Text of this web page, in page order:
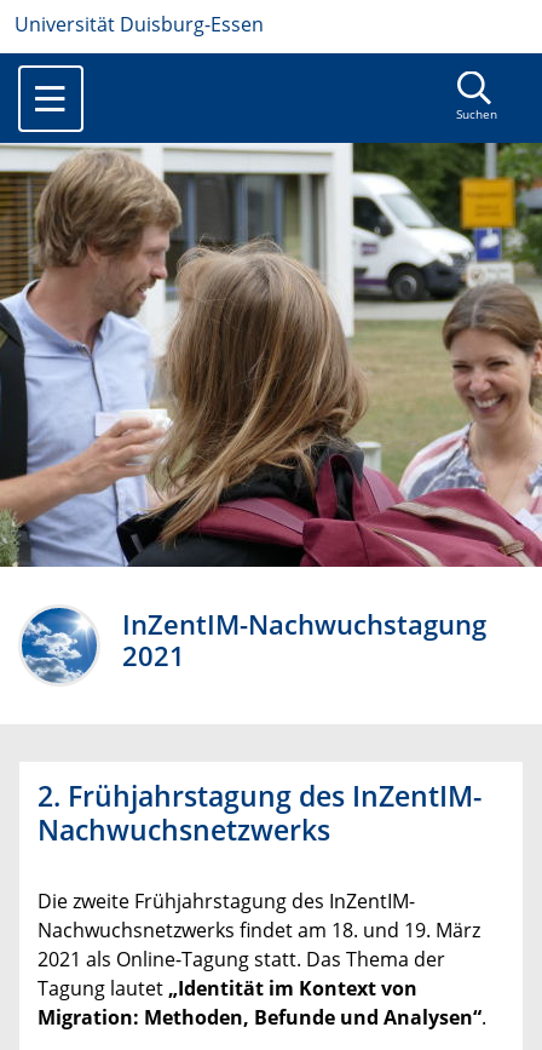
Universität Duisburg-Essen
Suchen
InZentIM-Nachwuchstagung
2021
2. Frühjahrstagung des InZentIM-
Nachwuchsnetzwerks
Die zweite Frühjahrstagung des InZentIM-
Nachwuchsnetzwerks findet am 18. und 19. März
2021 als Online-Tagung statt. Das Thema der
Tagung lautet „Identität im Kontext von
Migration: Methoden, Befunde und Analysen“.